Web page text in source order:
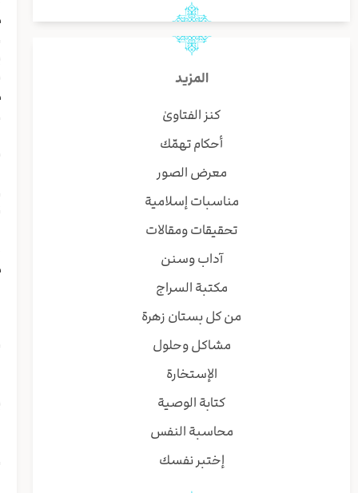
المزيد
كنز الفتاوىٰ
أحكام تهمّك
معرض الصور
مناسبات إسلامية
تحقيقات ومقالات
آداب وسنن
مكتبة السراج
من كل بستان زهرة
مشاكل وحلول
الإستخارة
كتابة الوصية
محاسبة النفس
إختبر نفسك